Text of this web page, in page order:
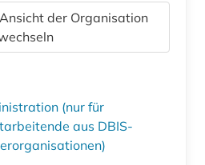
der Organisation
(nur für
aus DBIS-